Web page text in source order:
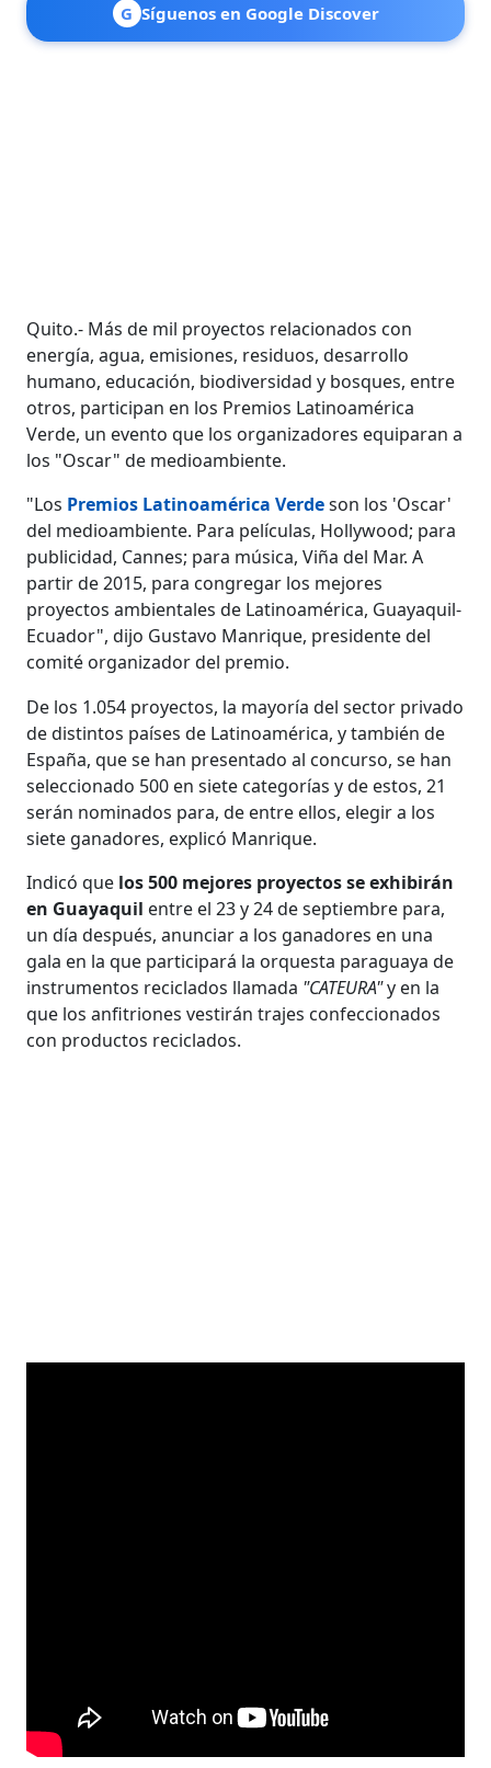
G Síguenos en Google Discover
Quito.- Más de mil proyectos relacionados con
energía, agua, emisiones, residuos, desarrollo
humano, educación, biodiversidad y bosques, entre
otros, participan en los Premios Latinoamérica
Verde, un evento que los organizadores equiparan a
los "Oscar" de medioambiente.
"Los Premios Latinoamérica Verdeson los 'Oscar'
del medioambiente. Para películas, Hollywood; para
publicidad, Cannes; para música, Viña del Mar. A
partir de 2015, para congregar los mejores
proyectos ambientales de Latinoamérica, Guayaquil-
Ecuador", dijo Gustavo Manrique, presidente del
comité organizador del premio.
De los 1.054 proyectos, la mayoría del sector privado
de distintos países de Latinoamérica, y también de
España, que se han presentado al concurso, se han
seleccionado 500 en siete categorías y de estos, 21
serán nominados para, de entre ellos, elegir a los
siete ganadores, explicó Manrique.
Indicó que los 500 mejores proyectos se exhibirán
en Guayaquil entre el 23 y 24 de septiembre para,
un día después, anunciar a los ganadores en una
gala en la que participará la orquesta paraguaya de
instrumentos reciclados llamada "CATEURA"y en la
que los anfitriones vestirán trajes confeccionados
con productos reciclados.